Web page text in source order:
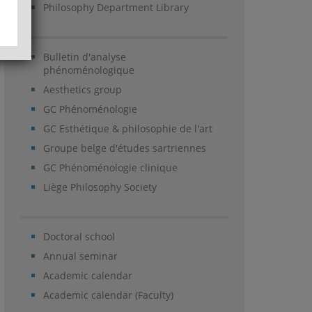
Philosophy Department Library
Bulletin d'analyse
phénoménologique
Aesthetics group
GC Phénoménologie
GC Esthétique & philosophie de l'art
Groupe belge d'études sartriennes
GC Phénoménologie clinique
Liège Philosophy Society
Doctoral school
Annual seminar
Academic calendar
Academic calendar (Faculty)